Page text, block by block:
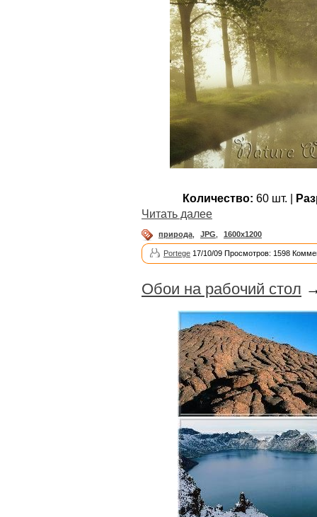
Количество: 60 шт. |
Читать далее
природа JPG 1600x1200
Portege 17/10/09 Просмотров: 1598
Обои на рабочий стол